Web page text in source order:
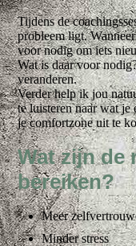
Tijdens de
probleem ligt.
voor nodig om iets
Wat is daar voor
veranderen.
Verder help ik jou
te luisteren naar wat
je comfortzone uit te
Wat zijn de
bereiken?
Meer
Minder stress